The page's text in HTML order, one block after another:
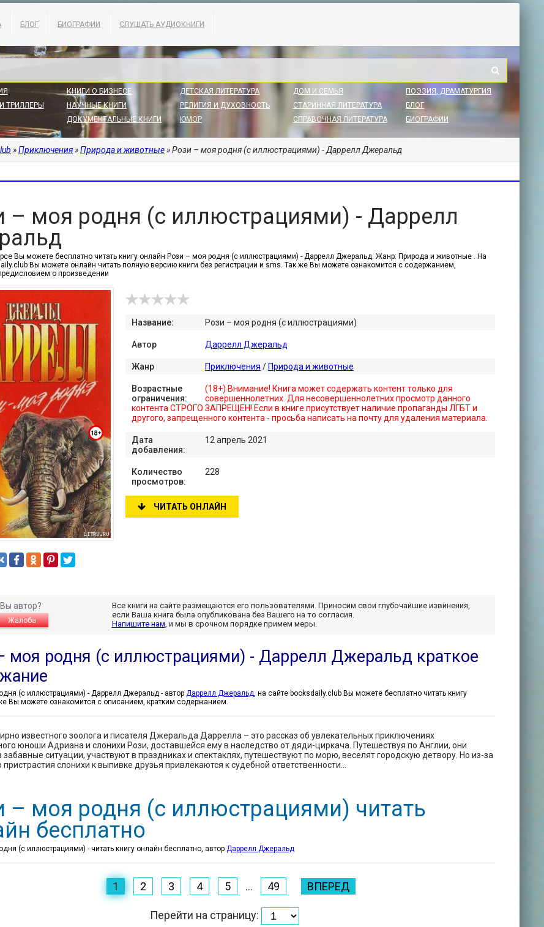
БЛОГ БИОГРАФИИ СЛУШАТЬ АУДИОКНИГИ
ТРИЛЛЕРЫ
КНИГИ О БИЗНЕСЕ
НАУЧНЫЕ КНИГИ
ДОКУМЕНТАЛЬНЫЕ КНИГИ
ДЕТСКАЯ ЛИТЕРАТУРА
РЕЛИГИЯ И ДУХОВНОСТЬ
ЮМОР
ДОМ И СЕМЬЯ
СТАРИННАЯ ЛИТЕРАТУРА
СПРАВОЧНАЯ ЛИТЕРАТУРА
ПОЭЗИЯ, ДРАМАТУРГИЯ
БЛОГ
БИОГРАФИИ
»Приключения»Природа и животные» Рози – моя родня (с иллюстрациями) - Даррелл Джеральд
– моя родня (с иллюстрациями) - Даррелл
Вы можете бесплатно читать книгу онлайн Рози – моя родня (с иллюстрациями) - Даррелл Джеральд. Жанр: Природа и животные . На
Вы можете онлайн читать полную версию книги без регистрации и sms. Так же Вы можете ознакомится с содержанием,
о произведении
Название: Рози – моя родня (с иллюстрациями)
Автор Даррелл Джеральд
Жанр Приключения / Природа и животные
Возрастные
ограничения:
(18+) Внимание! Книга может содержать контент только для
совершеннолетних. Для несовершеннолетних просмотр данного
контента СТРОГО ЗАПРЕЩЕН! Если в книге присутствует наличие пропаганды ЛГБТ и
другого, запрещенного контента - просьба написать на почту для удаления материала.
Дата
добавления:
12 апрель 2021
Количество
просмотров:
228
ЧИТАТЬ ОНЛАЙН
Вы автор?
Жалоба
Все книги на сайте размещаются его пользователями. Приносим свои глубочайшие извинения,
если Ваша книга была опубликована без Вашего на то согласия.
Напишите нам, и мы в срочном порядке примем меры.
моя родня (с иллюстрациями) - Даррелл Джеральд краткое
Рози – моя родня (с иллюстрациями) - Даррелл Джеральд - автор Даррелл Джеральд, на сайте booksdaily.club Вы можете бесплатно читать книгу
Вы можете ознакомится с описанием, кратким содержанием.
известного зоолога и писателя Джеральда Даррелла – это рассказ об увлекательных приключениях
юноши Адриана и слонихи Рози, доставшейся ему в наследство от дяди-циркача. Путешествуя по Англии, они
ситуации, участвуют в праздниках и спектаклях, путешествуют по морю, веселят городскую детвору. Но из-за
пристрастия слонихи к выпивке друзья привлекаются к судебной ответственности...
– моя родня (с иллюстрациями) читать
бесплатно
(с иллюстрациями) - читать книгу онлайн бесплатно, автор Даррелл Джеральд
1 2 3 4 5 ... 49 ВПЕРЕД
Перейти на страницу: